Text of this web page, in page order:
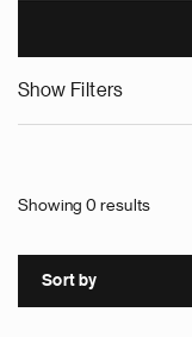
Show Filters
Showing 0 results
Sort by